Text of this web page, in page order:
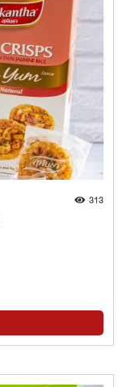
313